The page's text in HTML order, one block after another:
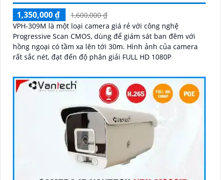
1,350,000 ₫
1,600,000 ₫
VPH-309M là một loại camera giá rẻ với công nghệ
Progressive Scan CMOS, dùng để giám sát ban đêm với
hồng ngoại có tầm xa lên tới 30m. Hình ảnh của camera
rất sắc nét, đạt đến độ phân giải FULL HD 1080P